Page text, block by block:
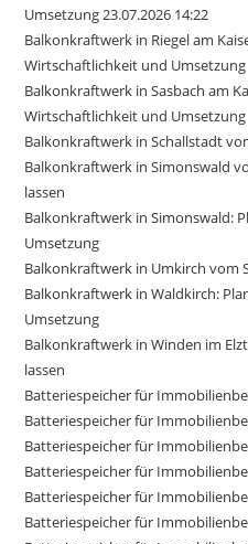
Umsetzung 23.07.2026 14:22
Balkonkraftwerk in Riegel am
Wirtschaftlichkeit und Umsetzung
Balkonkraftwerk in Sasbach am
Wirtschaftlichkeit und Umsetzung
Balkonkraftwerk in Schallstadt
Balkonkraftwerk in Simonswald
lassen
Balkonkraftwerk in Simonswald:
Umsetzung
Balkonkraftwerk in Umkirch vom
Balkonkraftwerk in Waldkirch:
Umsetzung
Balkonkraftwerk in Winden im
lassen
Batteriespeicher für
Batteriespeicher für
Batteriespeicher für
Batteriespeicher für
Batteriespeicher für
Batteriespeicher für